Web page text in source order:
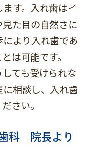
ます。入れ歯はイ
た目の自然さに
より入れ歯であ
は可能です。
しても受けられな
相談し、入れ歯
さい。
科 院長より